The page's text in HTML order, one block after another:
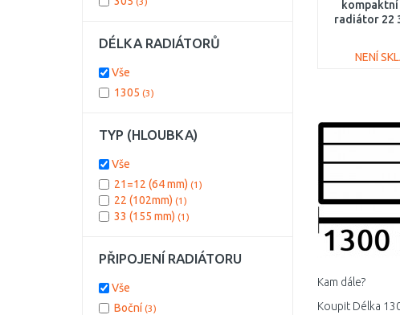
radiátor 22
NENÍ
Kam dále?
Koupit Délka
DÉLKA RADIÁTORŮ
Vše
1305 (3)
TYP (HLOUBKA)
Vše
21=12 (64 mm) (1)
22 (102mm) (1)
33 (155 mm) (1)
PŘIPOJENÍ RADIÁTORU
Vše
Boční (3)